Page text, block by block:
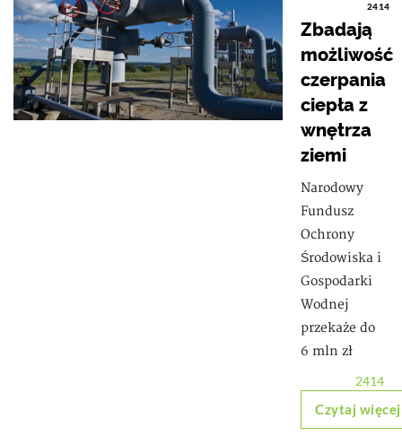
2414
Zbadają
możliwość
czerpania
ciepła z
wnętrza
ziemi
Narodowy
Fundusz
Ochrony
Środowiska i
Gospodarki
Wodnej
przekaże do
6 mln zł
2414
Czytaj więcej